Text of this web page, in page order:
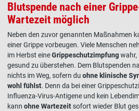
Blutspende nach einer
Wartezeit möglich
Neben den zuvor genannten Maßnahmen
einerGrippe vorbeugen. Viele Menschen
im Herbst eineGrippeschutzimpfungwahr,
gesund zu überstehen. Dem Blutspenden
nichts im Weg, sofern du ohne klinische
wohl fühlst. Denn da bei einer
Influenza-Virus-Antigene und kein
kann ohne Wartezeitsofort wieder Blut